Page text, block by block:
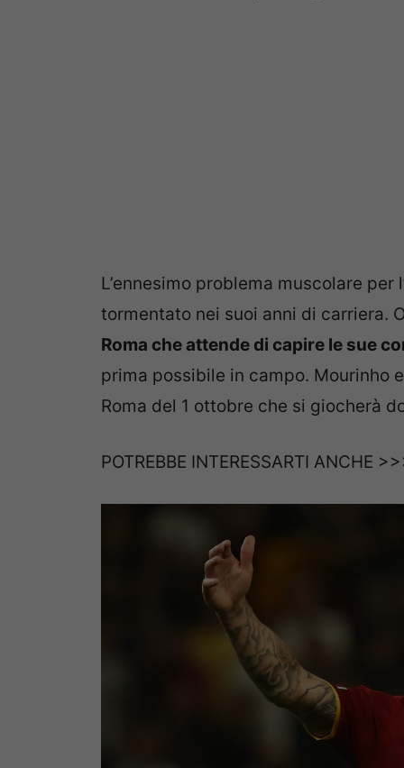
L’ennesimo problema muscolare
tormentato nei suoi anni di carriera.
Roma che attende di capire le sue
prima possibile in campo. Mourinho
Roma del 1 ottobre che si giocherà
POTREBBE INTERESSARTI ANCHE